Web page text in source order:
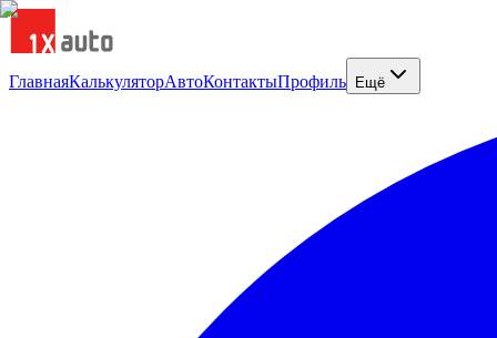
ГлавнаяКалькуляторАвтоКонтактыПрофиль Ещё